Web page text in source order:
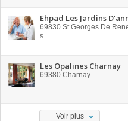
Ehpad Les Jardins
69830 St Georges De
s
Les Opalines Charnay
69380 Charnay
Voir plus